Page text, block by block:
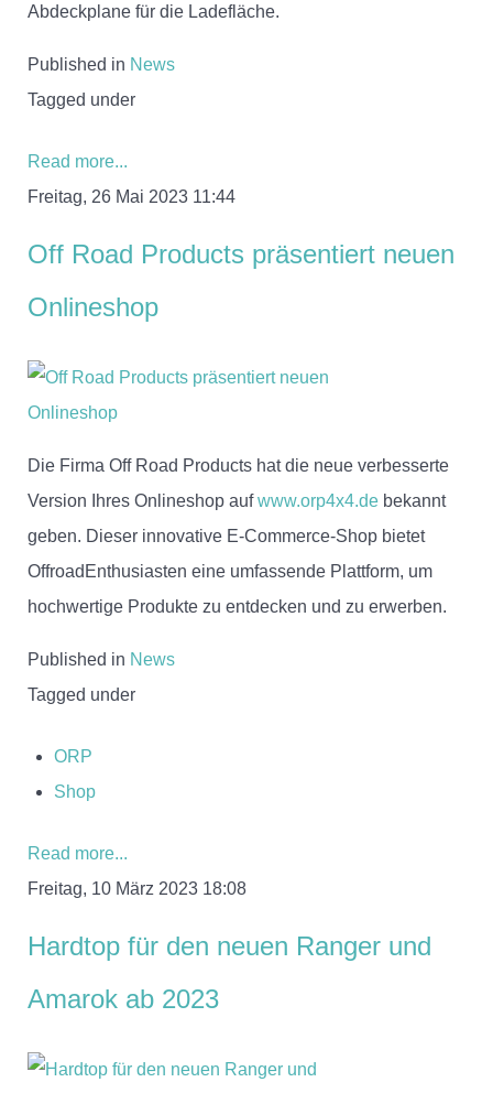
Abdeckplane für die Ladefläche.
Published in News
Tagged under
Read more...
Freitag, 26 Mai 2023 11:44
Off Road Products präsentiert neuen
Onlineshop
Die Firma Off Road Products hat die neue verbesserte
Version Ihres Onlineshop aufwww.orp4x4.de bekannt
geben. Dieser innovative E-Commerce-Shop bietet
OffroadEnthusiasten eine umfassende Plattform, um
hochwertige Produkte zu entdecken und zu erwerben.
Published in News
Tagged under
ORP
Shop
Read more...
Freitag, 10 März 2023 18:08
Hardtop für den neuen Ranger und
Amarok ab 2023